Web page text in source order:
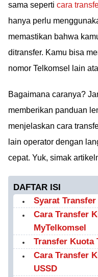
sama seperti cara
hanya perlu
memastikan bahwa
ditransfer. Kamu bisa
nomor Telkomsel lain
Bagaimana caranya?
memberikan panduan
menjelaskan cara
lain operator dengan
cepat. Yuk, simak
DAFTAR ISI
Syarat
Cara Transfer
MyTelkomsel
Transfer Kuota
Cara Transfer
USSD